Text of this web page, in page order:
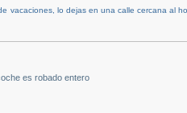
vacaciones, lo dejas en una calle cercana al
es robado entero